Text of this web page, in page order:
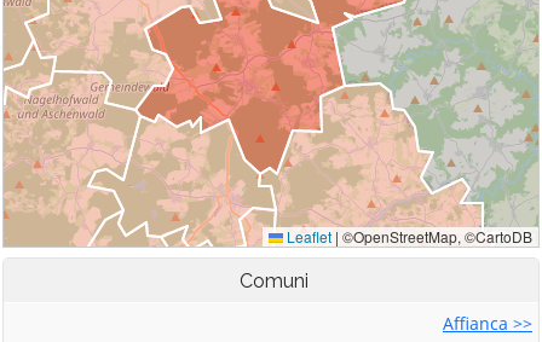
Comuni
Affianca >>